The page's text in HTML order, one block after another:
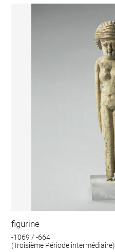
figurine
-1069 / -664
(Troisième Période intermédiaire)